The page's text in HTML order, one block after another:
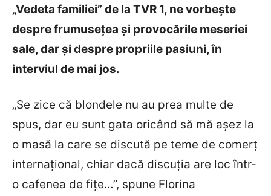
„Vedeta familiei” de la TVR 1, ne vorbeşte
despre frumuseţea şi provocările meseriei
sale, dar şi despre propriile pasiuni, în
interviul de mai jos.
„Se zice că blondele nu au prea multe de
spus, dar eu sunt gata oricând să mă aşez la
o masă la care se discută pe teme de comerţ
internaţional, chiar dacă discuţia are loc într-
o cafenea de fiţe…”, spune Florina